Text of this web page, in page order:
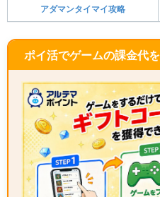
アダマンタイマイ攻略
ポイ活でゲームの課金代